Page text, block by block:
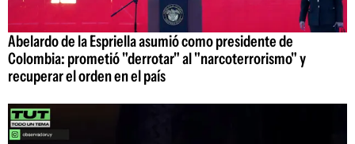
Abelardo de la Espriella asumió como presidente de
Colombia: prometió "derrotar" al "narcoterrorismo" y
recuperar el orden en el país